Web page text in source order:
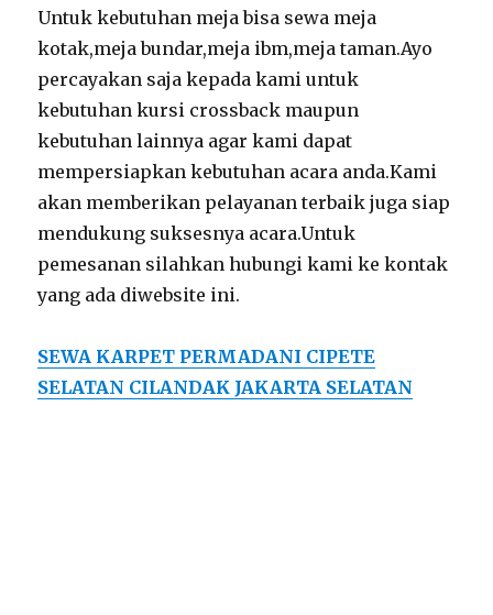
Untuk kebutuhan meja bisa sewa meja
kotak,meja bundar,meja ibm,meja taman.Ayo
percayakan saja kepada kami untuk
kebutuhan kursi crossback maupun
kebutuhan lainnya agar kami dapat
mempersiapkan kebutuhan acara anda.Kami
akan memberikan pelayanan terbaik juga siap
mendukung suksesnya acara.Untuk
pemesanan silahkan hubungi kami ke kontak
yang ada diwebsite ini.
SEWA KARPET PERMADANI CIPETE
SELATAN CILANDAK JAKARTA SELATAN